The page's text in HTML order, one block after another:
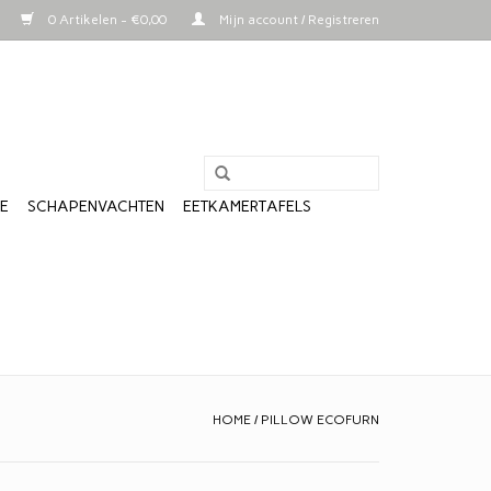
0 Artikelen - €0,00 Mijn account / Registreren
SCHAPENVACHTEN EETKAMERTAFELS
HOME / PILLOW ECOFURN